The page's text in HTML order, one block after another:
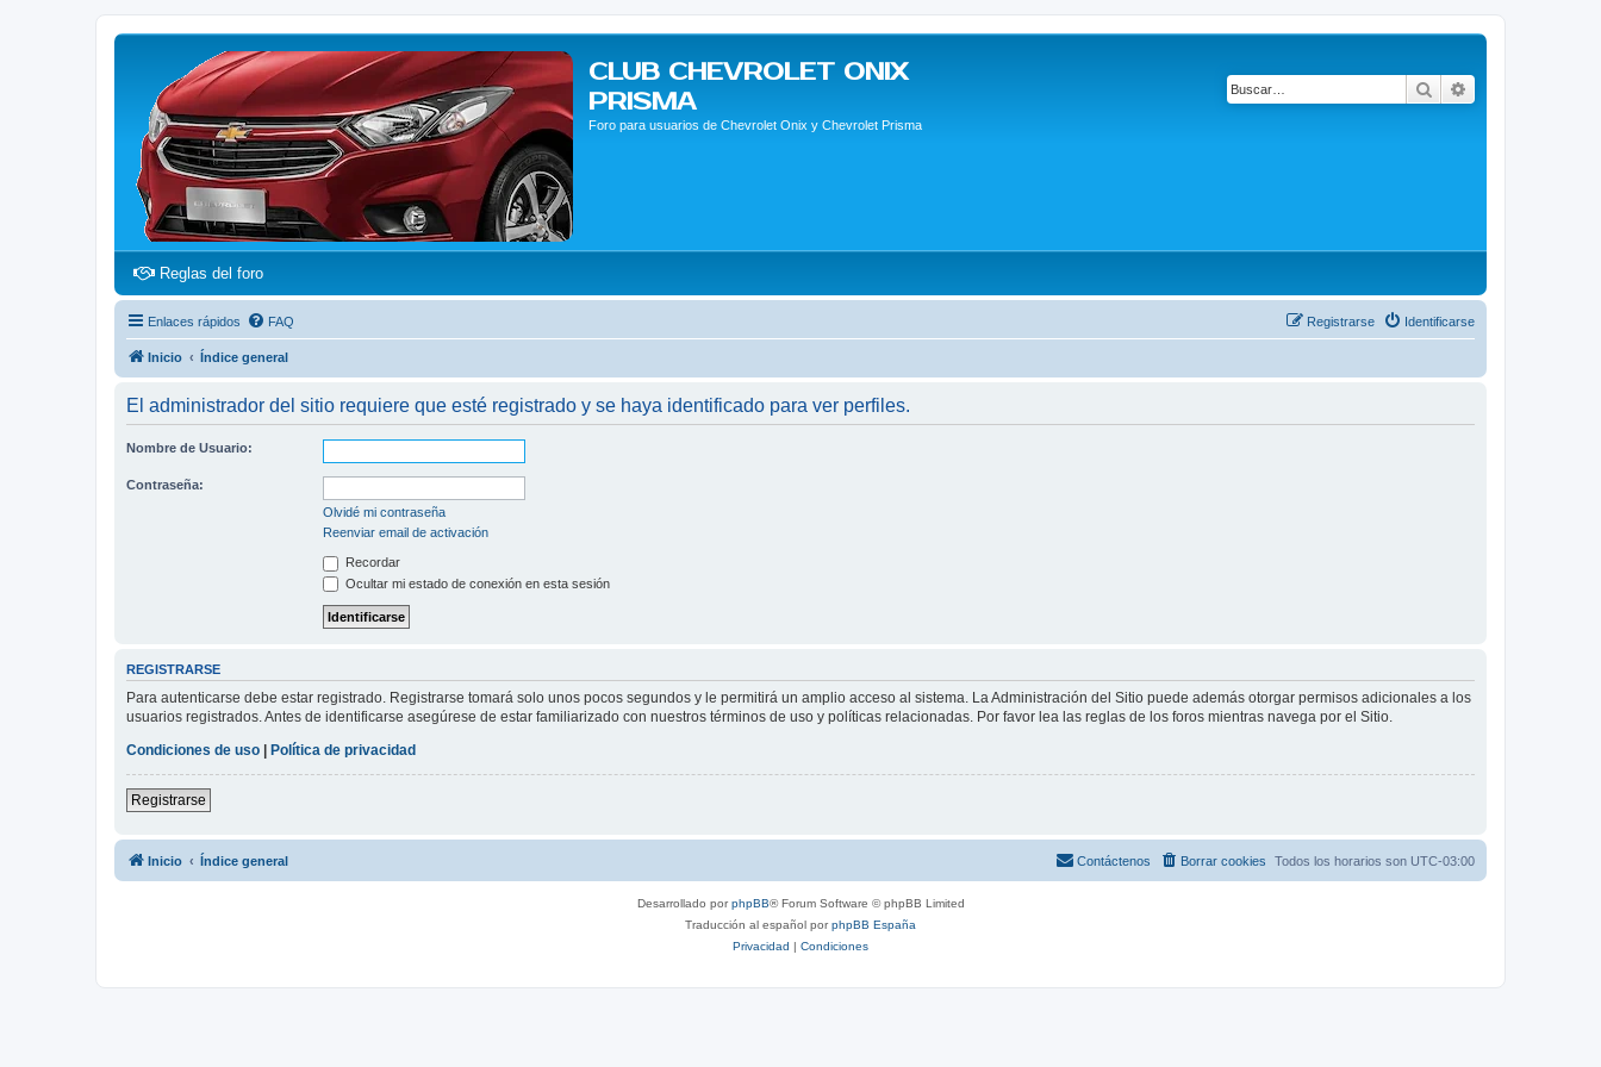
CLUB CHEVROLET ONIX
PRISMA
Foro para usuarios de Chevrolet Onix y Chevrolet Prisma
Buscar
Reglas del foro(Opens a new tab)
Enlaces rápidos FAQ Identificarse
Registrarse
Inicio Índice general
El administrador del sitio requiere que esté registrado y se haya identificado para ver perfiles.
Nombre de Usuario:
Contraseña:
Olvidé mi contraseña
Reenviar email de activación
Recordar
Ocultar mi estado de conexión en esta sesión
REGISTRARSE
Para autenticarse debe estar registrado. Registrarse tomará solo unos pocos segundos y le permitirá un amplio acceso al sistema. La Administración del Sitio puede además otorgar permisos adicionales a los
usuarios registrados. Antes de identificarse asegúrese de estar familiarizado con nuestros términos de uso y políticas relacionadas. Por favor lea las reglas de los foros mientras navega por el Sitio.
Condiciones de uso | Política de privacidad
Registrarse
Inicio Índice general Todos los horarios son UTC-03:00
Borrar cookies
Contáctenos
Desarrollado porphpBB® Forum Software © phpBB Limited
Traducción al español porphpBB España
Privacidad | Condiciones